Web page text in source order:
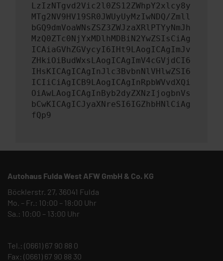
LzIzNTgvd2Vic2l0ZS12ZWhpY2xlcy8y
MTg2NV9HV19SR0JWUyUyMzIwNDQ/Zmll
bGQ9dmVoaWNsZSZ3ZWJzaXRlPTYyNmJh
MzQ0ZTc0NjYxMDlhMDBiN2YwZSIsCiAg
ICAiaGVhZGVycyI6IHt9LAogICAgImJv
ZHkiOiBudWxsLAogICAgImV4cGVjdCI6
IHsKICAgICAgInJlc3BvbnNlVHlwZSI6
ICIiCiAgICB9LAogICAgInRpbWVvdXQi
OiAwLAogICAgInByb2dyZXNzIjogbnVs
bCwKICAgICJyaXNreSI6IGZhbHNlCiAg
fQp9
Autohaus Fulda West AFW GmbH & Co. KG
Böcklerstr. 27, 36041 Fulda
Mo. – Fr.: 10:00 – 18:00 Uhr
Sa.: 10:00 – 13:00 Uhr
Tel.: (0661) 67 90 88 0
Fax: (0661) 67 90 88 30